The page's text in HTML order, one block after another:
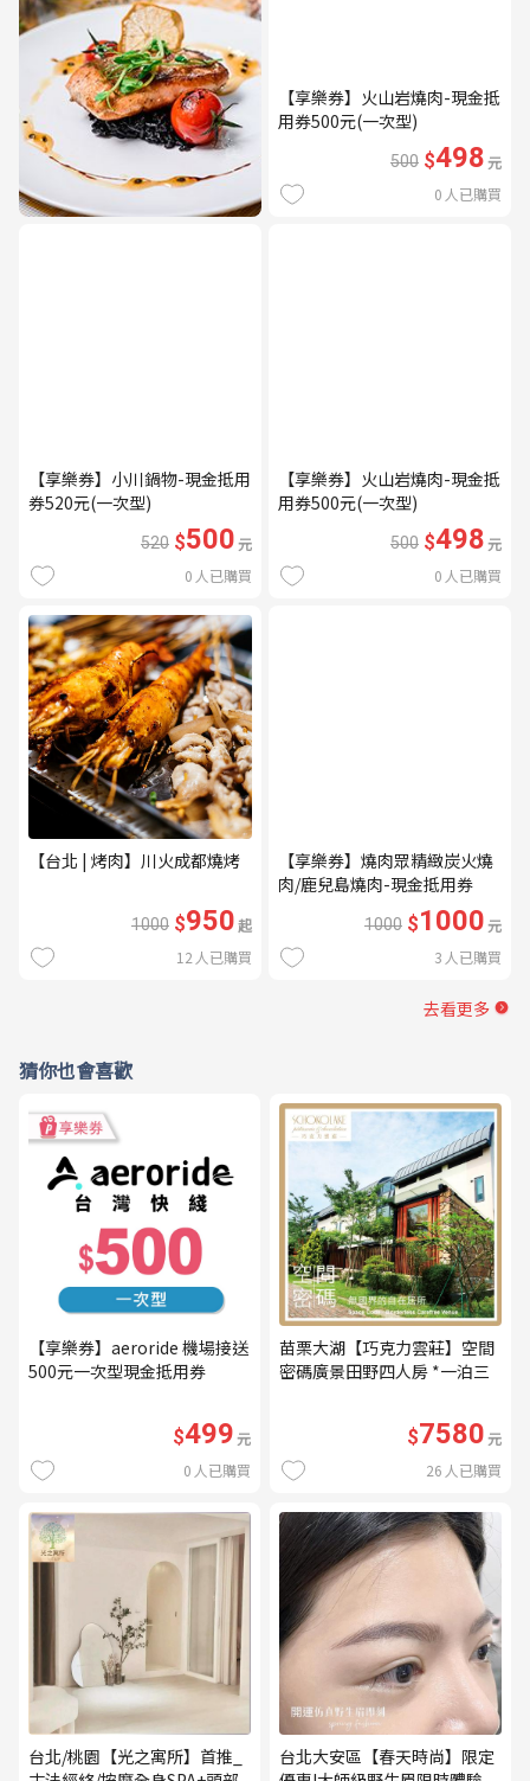
【享樂券】火山岩燒肉-現金抵
用券500元(一次型)
500 $498元
0 人已購買
【享樂券】小川鍋物-現金抵用
券520元(一次型)
520 $500元
0 人已購買
【享樂券】火山岩燒肉-現金抵
用券500元(一次型)
500 $498元
0 人已購買
【台北 | 烤肉】川火成都燒烤
1000 $950起
12 人已購買
【享樂券】燒肉眾精緻炭火燒
肉/鹿兒島燒肉-現金抵用券
1000 $1000元
3 人已購買
去看更多
猜你也會喜歡
【享樂券】aeroride 機場接送
500元一次型現金抵用券
$499元
0 人已購買
苗栗大湖【巧克力雲莊】空間
密碼廣景田野四人房 *一泊三
$7580元
26 人已購買
台北/桃園【光之寓所】首推_
台北大安區【春天時尚】限定